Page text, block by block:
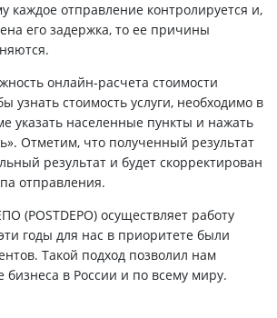
каждое отправление контролируется и,
его задержка, то ее причины
онлайн-расчета стоимости
узнать стоимость услуги, необходимо в
указать населенные пункты и нажать
Отметим, что полученный результат
результат и будет скорректирован
отправления.
(POSTDEPO) осуществляет работу
годы для нас в приоритете были
Такой подход позволил нам
бизнеса в России и по всему миру.